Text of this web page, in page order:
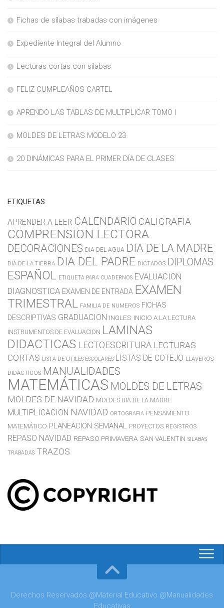
Fichas de sílabas trabadas con imágenes
Expediente Integral del Alumno
Lecturas cortas con silabas
FELIZ CUMPLEAÑOS CARTEL
APRENDO LAS TABLAS DE MULTIPLICAR TOMO I
MOLDES DE LETRAS MODELO 23
20 DINÁMICAS PARA EL PRIMER DÍA DE CLASES
ETIQUETAS
APRENDER A LEER CALENDARIO CALIGRAFIA
COMPRENSION LECTORA
DECORACIONES DIA DEL AGUA DIA DE LA MADRE
DIA DE LA TIERRA DIA DEL PADRE DICTADOS DIPLOMAS
ESPAÑOL ETIQUETA PARA CUADERNOS EVALUACION
DIAGNOSTICA EXAMEN DE ENTRADA EXAMEN
TRIMESTRAL FAMILIA DE NUMEROS FICHAS
DESCRIPTIVAS GRADUACION INGLES INICIO A LA LECTURA
INSTRUMENTOS DE EVALUACION LAMINAS
DIDACTICAS LECTOESCRITURA LECTURAS
CORTAS LISTA DE UTILES ESCOLARES LISTAS DE COTEJO LLAVEROS
DIDACTICOS MANUALIDADES
MATEMÁTICAS MOLDES DE LETRAS
MOLDES DE NAVIDAD MOLDES DIA DE LA MADRE
MULTIPLICACION NAVIDAD ORTOGRAFIA PENSAMIENTO
MATEMÁTICO PLANEACION SEMANAL PROYECTOS REGISTROS
REPASO NAVIDAD REPASO PRIMAVERA SAN VALENTIN SILABAS
TRABADAS TRAZOS
Derechos Reservados @Material Educativo @Manualidades